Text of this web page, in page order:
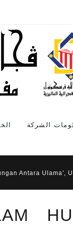
الشركة
Antara Ulama',